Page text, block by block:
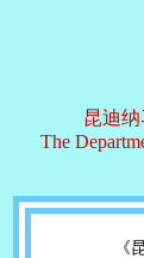
昆迪纳
The
《